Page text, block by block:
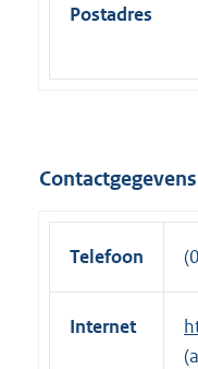
Postadres
Contactgegevens
Telefoon
Internet
E
x